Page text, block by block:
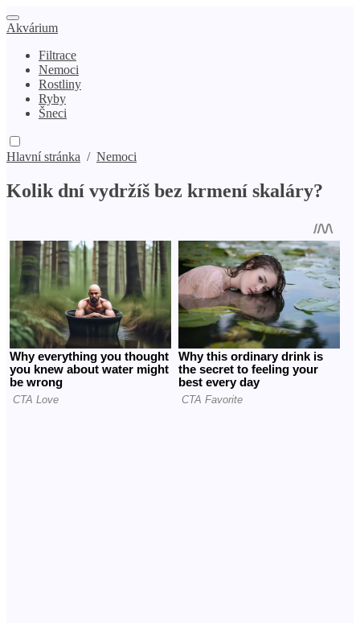
Akvárium
Filtrace
Nemoci
Rostliny
Ryby
Šneci
Hlavní stránka / Nemoci
Kolik dní vydržíš bez krmení skaláry?